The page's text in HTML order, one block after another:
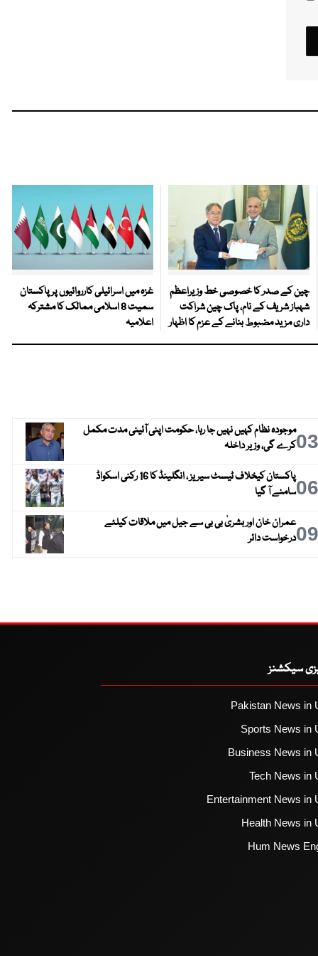
چین کے صدر کا خصوصی خط وزیراعظم
شہباز شریف کے نام، پاک چین شراکت
داری مزید مضبوط بنانے کے عزم کا اظہار
غزہ میں اسرائیلی کارروائیوں پر پاکستان
سمیت 8 اسلامی ممالک کا مشترکہ
اعلامیہ
03موجودہ نظام کہیں نہیں جا رہا، حکومت اپنی آئینی مدت مکمل
کرے گی، وزیر داخلہ
06
پاکستان کیخلاف ٹیسٹ سیریز ، انگلینڈ کا 16 رکنی اسکواڈ
سامنے آ گیا
09عمران خان اور بشریٰ بی بی سے جیل میں ملاقات کیلئے
درخواست دائر
سیکشنز
Pakistan News in
Sports News in
Business News in
Tech News in
Entertainment News in
Health News in
Hum News